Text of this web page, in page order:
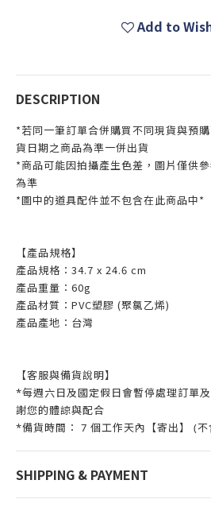
Add to
DESCRIPTION
*若同一筆訂單合併購買不同現貨與預
貨日期之商品為準一併出貨
*商品可能因拍攝產生色差，圖片僅供
為準
*圖中的道具配件並不包含在此商品中*
【產品規格】
產品規格：34.7 x 24.6 cm
產品重量：60g
產品材質：PVC塑膠 (聚氯乙烯)
產品產地：台灣
【客服與備貨說明】
*每週六日及國定假日會暫停處理訂單
謝您的體諒與配合
*備貨時間： 7 個工作天內【寄出】 (
SHIPPING & PAYMENT